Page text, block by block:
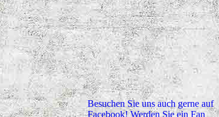
Besuchen Sie uns auch gerne auf
Facebook! Werden Sie ein Fan